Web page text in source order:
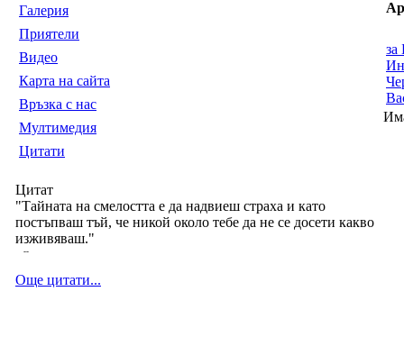
Галерия
Приятели
Видео
Карта на сайта
Връзка с нас
Мултимедия
Цитати
Цитат
"Тайната на смелостта е да надвиеш страха и като
постъпваш тъй, че никой около тебе да не се досети какво
изживяваш."
--
Още цитати...
за